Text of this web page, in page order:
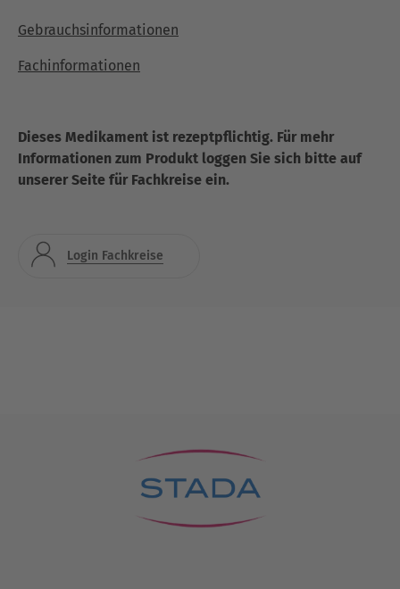
Gebrauchsinformationen
Fachinformationen
Dieses Medikament ist rezeptpflichtig. Für mehr
Informationen zum Produkt loggen Sie sich bitte auf
unserer Seite für Fachkreise ein.
Login Fachkreise